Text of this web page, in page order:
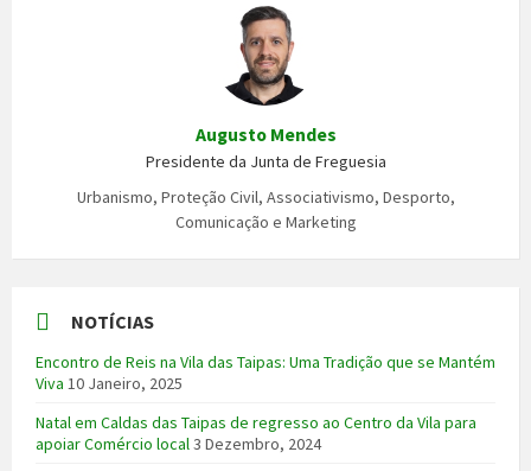
Augusto Mendes
Presidente da Junta de Freguesia
Urbanismo, Proteção Civil, Associativismo, Desporto,
Comunicação e Marketing
NOTÍCIAS
Encontro de Reis na Vila das Taipas: Uma Tradição que se Mantém
Viva 10 Janeiro, 2025
Natal em Caldas das Taipas de regresso ao Centro da Vila para
apoiar Comércio local3 Dezembro, 2024